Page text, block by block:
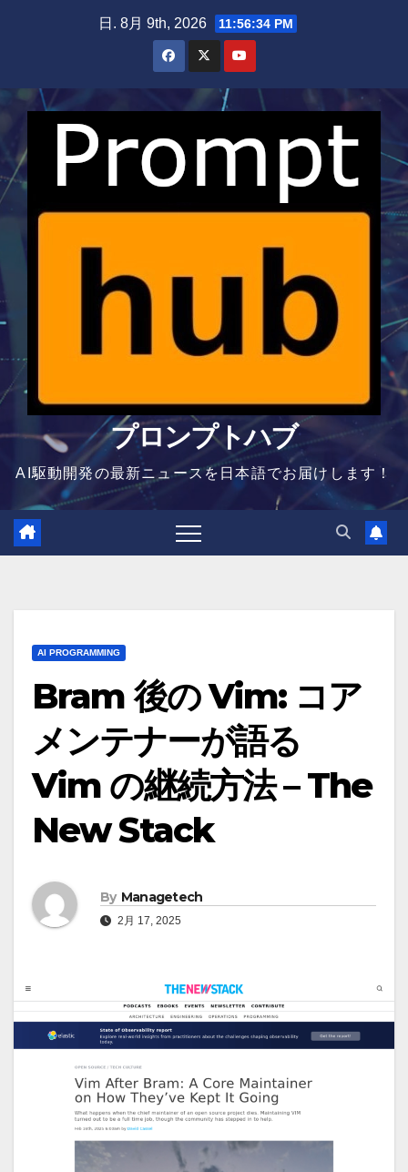
日. 8月 9th, 2026 11:56:34 PM
プロンプトハブ
AI駆動開発の最新ニュースを日本語でお届けします！
AI PROGRAMMING
Bram 後の Vim: コア
メンテナーが語る
Vim の継続方法 – The
New Stack
By Managetech
2月 17, 2025